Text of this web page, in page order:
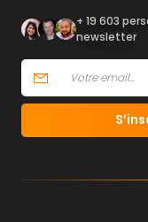
+ 19 603
newsletter